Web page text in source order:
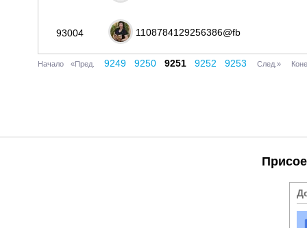
93004 1108784129256386@fb
Начало «Пред. 9249 9250 9251 9252 9253 След.»